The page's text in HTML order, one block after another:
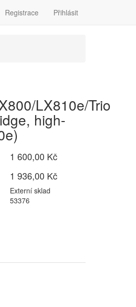
Registrace Přihlásit
LX810e/Trio
high-
1 600,00 Kč
1 936,00 Kč
Externí sklad
53376